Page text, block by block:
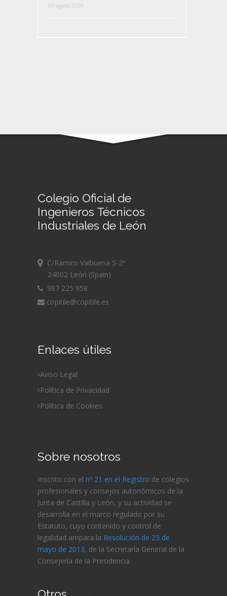
03 agosto 2026
Colegio Oficial de
Ingenieros Técnicos
Industriales de León
C/Ramiro Valbuena 5-2º
24002 León (Spain)
987 225 958
copitile@copitile.es
Enlaces útiles
Aviso Legal
Política de Privacidad
Política de Cookies
Sobre nosotros
Inscrito con el nº 21 en el Registro de colegios
profesionales y consejos autonómicos de la
Junta de Castilla y León, y su actividad se
desarrolla en el marco regulado por su
Estatuto, cuyo contenido y control de
legalidad ampara la Resolución de 23 de
mayo de 2013, de la Secretaría General de la
Consejería de la Presidencia